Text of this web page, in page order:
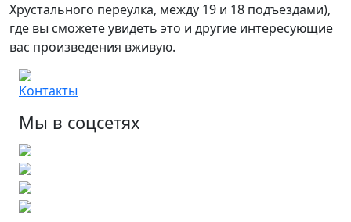
Хрустального переулка, между 19 и 18 подъездами),
где вы сможете увидеть это и другие интересующие
вас произведения вживую.
Контакты
Мы в соцсетях